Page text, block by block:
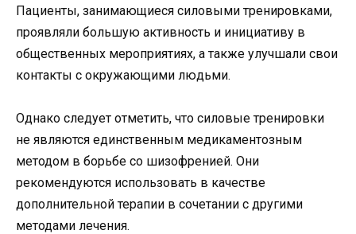
Пациенты, занимающиеся силовыми тренировками,
проявляли большую активность и инициативу в
общественных мероприятиях, а также улучшали свои
контакты с окружающими людьми.
Однако следует отметить, что силовые тренировки
не являются единственным медикаментозным
методом в борьбе со шизофренией. Они
рекомендуются использовать в качестве
дополнительной терапии в сочетании с другими
методами лечения.